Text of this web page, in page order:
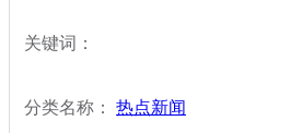
关键词：
分类名称： 热点新闻